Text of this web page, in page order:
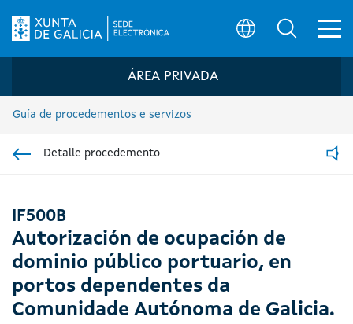
Logo da Sede electrónica da Xunta de
ÁREA PRIVADA
Guía de procedementos e servizos
Detalle procedemento
IF500B
Autorización de ocupación de
dominio público portuario, en
portos dependentes da
Comunidade Autónoma de Galicia.